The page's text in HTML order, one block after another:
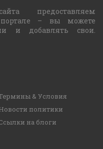
предоставляем
– вы можете
и добавлять свои.
& Условия
политики
на блоги